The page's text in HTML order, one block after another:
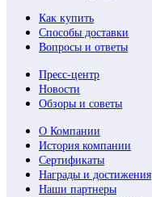
Как купить
Способы доставки
Вопросы и ответы
Пресс-центр
Новости
Обзоры и советы
О Компании
История компании
Сертификаты
Награды и достижения
Наши партнеры